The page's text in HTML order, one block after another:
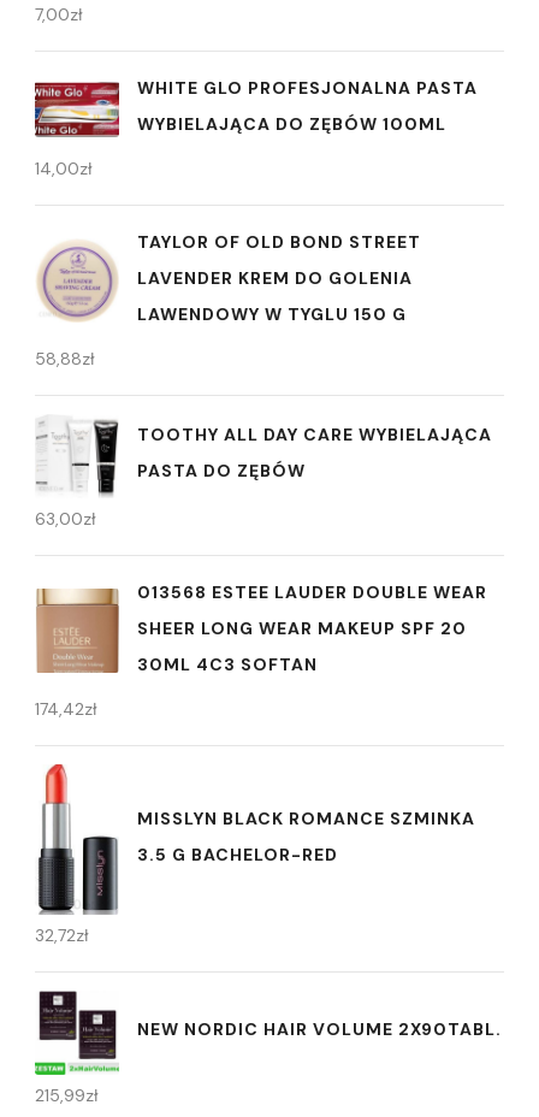
7,00zł
WHITE GLO PROFESJONALNA PASTA
WYBIELAJĄCA DO ZĘBÓW 100ML
14,00zł
TAYLOR OF OLD BOND STREET
LAVENDER KREM DO GOLENIA
LAWENDOWY W TYGLU 150 G
58,88zł
TOOTHY ALL DAY CARE WYBIELAJĄCA
PASTA DO ZĘBÓW
63,00zł
013568 ESTEE LAUDER DOUBLE WEAR
SHEER LONG WEAR MAKEUP SPF 20
30ML 4C3 SOFTAN
174,42zł
MISSLYN BLACK ROMANCE SZMINKA
3.5 G BACHELOR-RED
32,72zł
NEW NORDIC HAIR VOLUME 2X90TABL.
215,99zł